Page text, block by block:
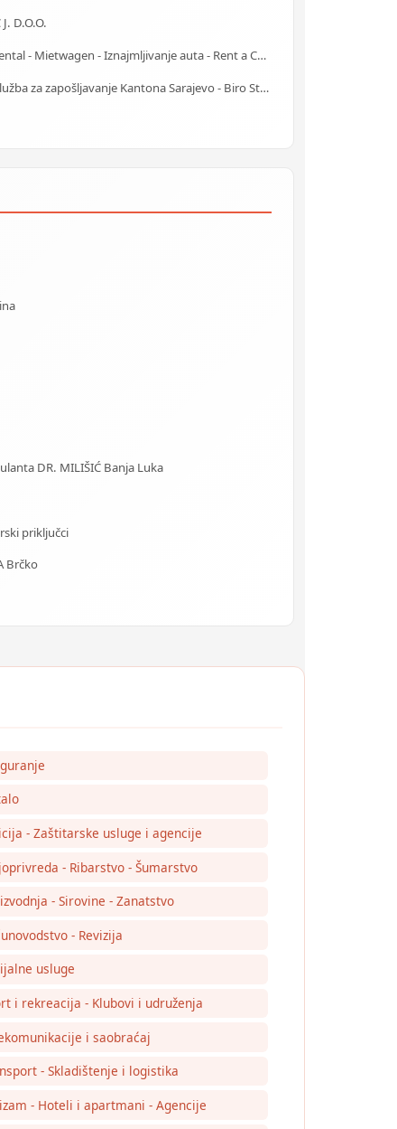
D.O.O.
Car Rental - Mietwagen - Iznajmljivanje auta - Rent a Car Banja Luka
J.U. Služba za zapošljavanje Kantona Sarajevo - Biro Stari Grad
DR. MILIŠIĆ Banja Luka
priključci
Brčko
- Zaštitarske usluge i agencije
- Ribarstvo - Šumarstvo
- Sirovine - Zanatstvo
- Revizija
usluge
i rekreacija - Klubovi i udruženja
i saobraćaj
- Skladištenje i logistika
- Hoteli i apartmani - Agencije